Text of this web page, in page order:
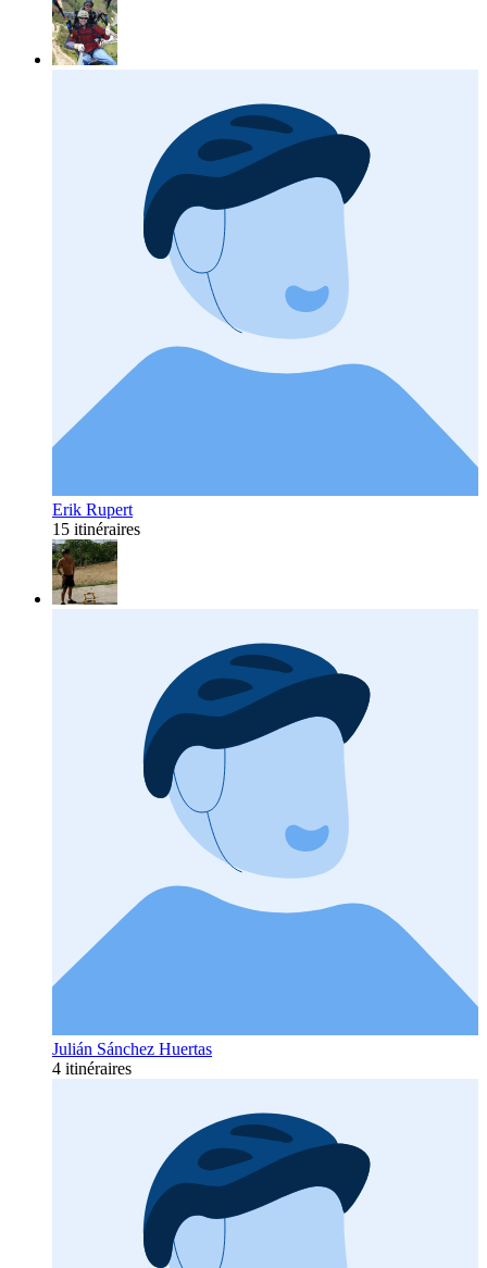
Erik Rupert
15 itinéraires
Julián Sánchez Huertas
4 itinéraires